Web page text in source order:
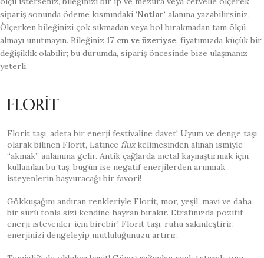
sipariş sonunda ödeme kısmındaki ‘Notlar‘ alanına yazabilirsiniz.
Ölçerken bileğinizi çok sıkmadan veya bol bırakmadan tam ölçü
almayı unutmayın. Bileğiniz 17 cm ve üzeriyse, fiyatımızda küçük bir
değişiklik olabilir; bu durumda, sipariş öncesinde bize ulaşmanız
yeterli.
FLORİT
Florit taşı, adeta bir enerji festivaline davet! Uyum ve denge taşı
olarak bilinen Florit, Latince fluxkelimesinden alınan ismiyle
“akmak” anlamına gelir. Antik çağlarda metal kaynaştırmak için
kullanılan bu taş, bugün ise negatif enerjilerden arınmak
isteyenlerin başvuracağı bir favori!
Gökkuşağını andıran renkleriyle Florit, mor, yeşil, mavi ve daha
bir sürü tonla sizi kendine hayran bırakır. Etrafınızda pozitif
enerji isteyenler için birebir! Florit taşı, ruhu sakinleştirir,
enerjinizi dengeleyip mutluluğunuzu artırır.